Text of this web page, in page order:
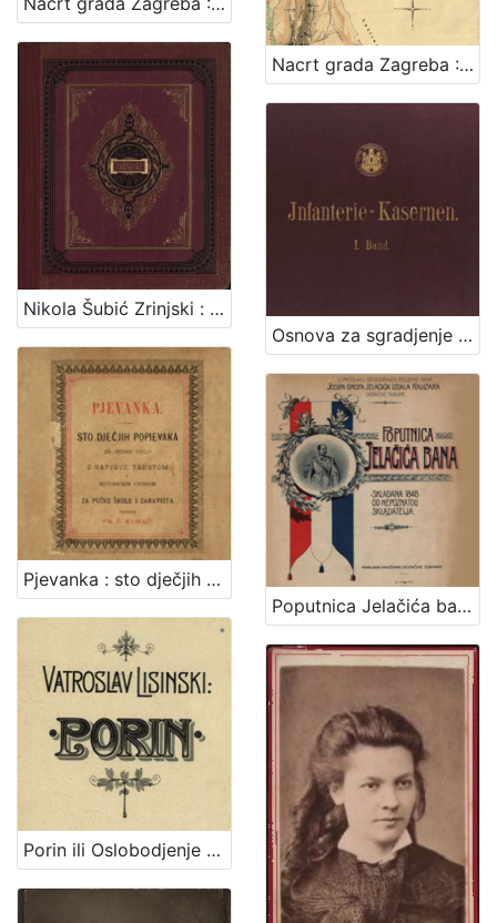
Nacrt grada Zagreba : 1898. / sastavio gradski gradjevni ured
Nikola Šubić Zrinjski : glasbena tragedija u 3 čina (8 slika) : op. 403 / glasbotvorio Ivan pl. Zajc ; po drami Teodora Körnera napisao Hugo Badalić ; priređeno po sladatelju za glasovir ujedno s pjevanjem i sa hrvatskim i talijanskim tekstom. Zagreb, [1884].
Osnova za sgradjenje pješačke vojarne u Zagrebu = Entwurf für die in Agram zu erbauende Infanterie-Kasernen / izradjena po Franji Gruberu, Dragutinu Völckneru
Pjevanka : sto dječjih popievaka za jedno grlo s napjevi, tekstom i metodičkim uvodom : za pučke škole i zabavišta / uredio Fr. Š. Kuhač
Poputnica Jelačića bana : u proslavu stogodišnjice rodjenja bana Josipa grofa Jelačića izdala Knjižara dioničke tiskare.
Porin ili Oslobodjenje Hrvata ispod franačkog jarma : junačka opera u 5 čina / Uglazbio Vatroslav Lisinski ; [libreto] dr. Dimitrije Demeter ; glasovirsku udesbu složio Srećko Albini